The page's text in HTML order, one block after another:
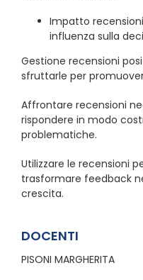
Impatto
influenza sulla
Gestione recensioni
sfruttarle per
Affrontare recensioni
rispondere in modo
problematiche.
Utilizzare le recensioni
trasformare feedback
crescita.
DOCENTI
PISONI MARGHERITA